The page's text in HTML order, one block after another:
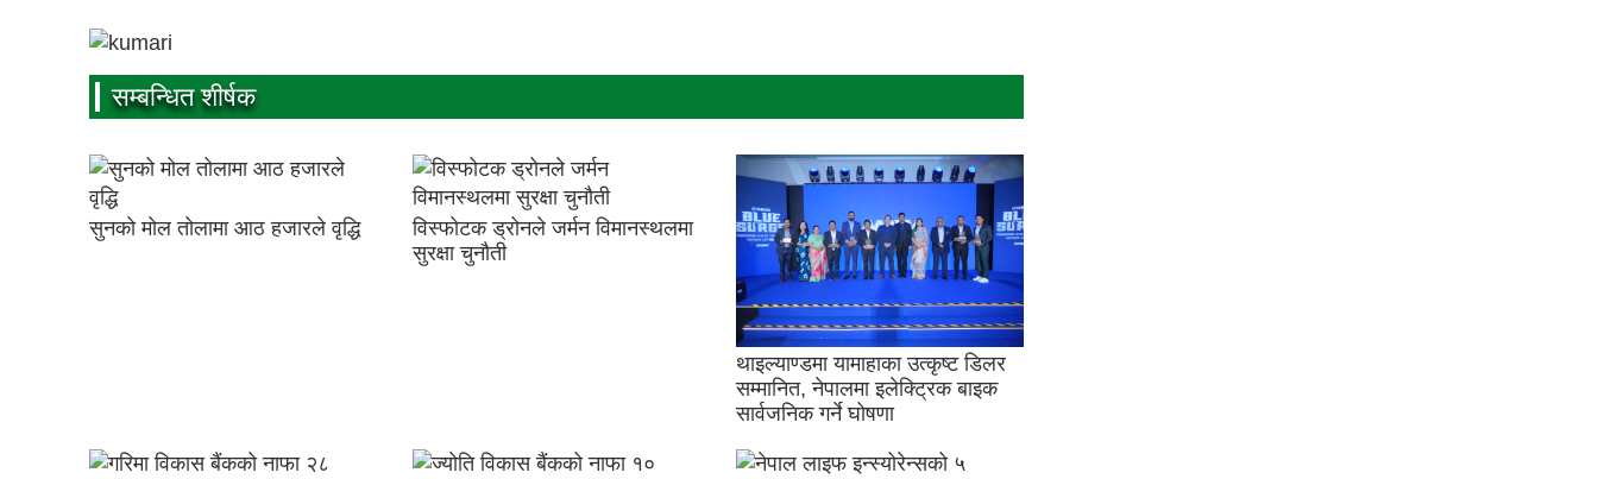
सम्बन्धित शीर्षक
सुनको मोल तोलामा आठ हजारले वृद्धि
विस्फोटक ड्रोनले जर्मन विमानस्थलमा
सुरक्षा चुनौती
थाइल्याण्डमा यामाहाका उत्कृष्ट डिलर
सम्मानित, नेपालमा इलेक्ट्रिक बाइक
सार्वजनिक गर्ने घोषणा